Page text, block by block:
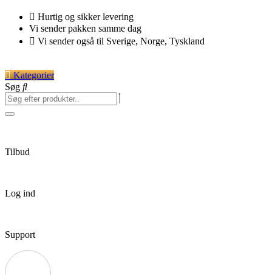
Videre
indhold
Hurtig og sikker levering
Vi sender pakken samme dag
Vi sender også til Sverige, Norge, Tyskland
Kategorier
Søg
Tilbud
Log ind
Support